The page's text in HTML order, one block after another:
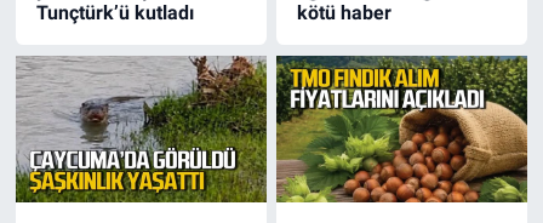
Tunçtürk’ü kutladı
kötü haber